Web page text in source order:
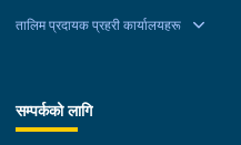
तालिम प्रदायक प्रहरी कार्यालयहरू
सम्पर्कको लागि